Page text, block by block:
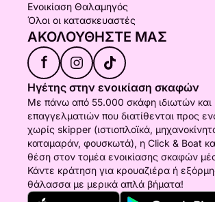
Ενοικίαση Θαλαμηγός
Όλοι οι κατασκευαστές
ΑΚΟΛΟΥΘΉΣΤΕ ΜΑΣ
f
Ηγέτης στην ενοικίαση σκαφών
Με πάνω από 55.000 σκάφη ιδιωτών και
επαγγελματιών που διατίθενται προς
χωρίς skipper (ιστιοπλοϊκά,
καταμαράν, φουσκωτά), η Click & Boat
θέση στον τομέα ενοικίασης σκαφών
Κάντε κράτηση για κρουαζιέρα ή
θάλασσα με μερικά απλά βήματα!